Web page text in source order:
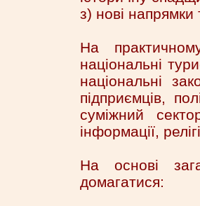
з) нові напрямки
На
національні
національні
підприємців,
суміжний
інформації,
На основі
домагатися: